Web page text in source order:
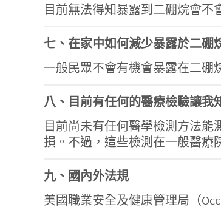
目前無法得知暴露到二硼烷會不
七、在家中如何減少暴露於二硼
一般民眾不會有機會暴露在二硼
八、目前有任何的醫療檢驗讓我
目前尚未有任何醫學檢測方法
損。不過，這些檢測在一般醫療
九、國內外法規
美國職業安全及健康管理局（